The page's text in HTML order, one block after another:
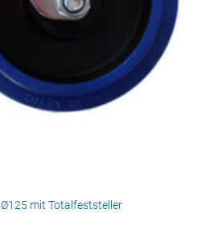
Ø125 mit Totalfeststeller